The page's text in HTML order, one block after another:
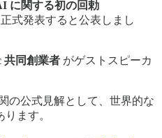
に関する初の回勅
正式発表すると公表しまし
共同創業者 がゲストスピーカ
の公式見解として、世界的な
ます。